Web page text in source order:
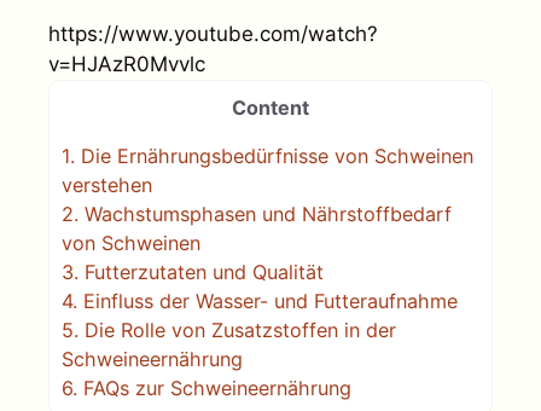
https://www.youtube.com/watch?
v=HJAzR0Mvvlc
Content
1. Die Ernährungsbedürfnisse von Schweinen
verstehen
2. Wachstumsphasen und Nährstoffbedarf
von Schweinen
3. Futterzutaten und Qualität
4. Einfluss der Wasser- und Futteraufnahme
5. Die Rolle von Zusatzstoffen in der
Schweineernährung
6. FAQs zur Schweineernährung